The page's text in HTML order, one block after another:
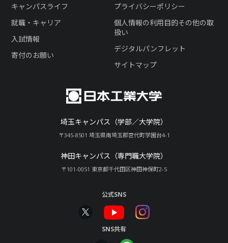
埼玉キャンパス（学部／大学院）
〒345-8501 埼玉県南埼玉郡宮代町学園台4-1
神田キャンパス（専門職大学院）
〒101-0051 東京都千代田区神田神保町2-5
キャンパスライフ
就職・キャリア
入試情報
寄付のお願い
プライバシーポリシー
個人情報の利用目的その他の取
扱い
デジタルパンフレット
サイトマップ
公式SNS
SNS共有